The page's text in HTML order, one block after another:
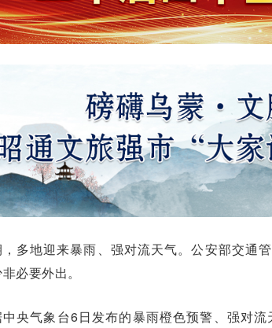
多地迎来暴雨、强对流天气。公安部交通
必要外出。
央气象台6日发布的暴雨橙色预警、强对